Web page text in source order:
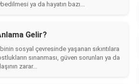
ya da hayatın bazı...
Gelir?
sosyal çevresinde yaşanan sıkıntılara
sınanması, güven sorunları ya da
zarar...